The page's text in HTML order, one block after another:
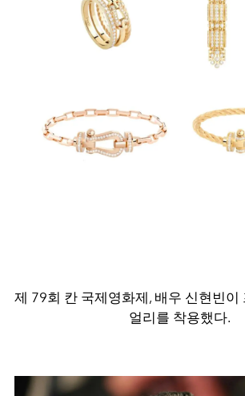
제 79회 칸 국제영화제, 배우 신현빈이
얼리를 착용했다.